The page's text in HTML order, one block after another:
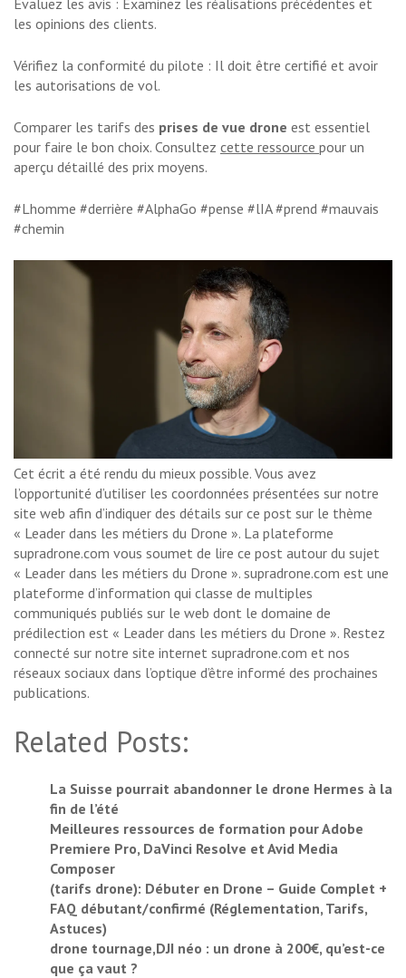
Évaluez les avis : Examinez les réalisations précédentes et
les opinions des clients.
Vérifiez la conformité du pilote : Il doit être certifié et avoir
les autorisations de vol.
Comparer les tarifs des prises de vue drone est essentiel
pour faire le bon choix. Consultez cette ressource pour un
aperçu détaillé des prix moyens.
#Lhomme #derrière #AlphaGo #pense #lIA #prend #mauvais
#chemin
Cet écrit a été rendu du mieux possible. Vous avez
l’opportunité d’utiliser les coordonnées présentées sur notre
site web afin d’indiquer des détails sur ce post sur le thème
« Leader dans les métiers du Drone ». La plateforme
supradrone.com vous soumet de lire ce post autour du sujet
« Leader dans les métiers du Drone ». supradrone.com est une
plateforme d’information qui classe de multiples
communiqués publiés sur le web dont le domaine de
prédilection est « Leader dans les métiers du Drone ». Restez
connecté sur notre site internet supradrone.com et nos
réseaux sociaux dans l’optique d’être informé des prochaines
publications.
Related Posts:
La Suisse pourrait abandonner le drone Hermes à la
fin de l’été
Meilleures ressources de formation pour Adobe
Premiere Pro, DaVinci Resolve et Avid Media
Composer
(tarifs drone): Débuter en Drone – Guide Complet +
FAQ débutant/confirmé (Réglementation, Tarifs,
Astuces)
drone tournage,DJI néo : un drone à 200€, qu’est-ce
que ça vaut ?